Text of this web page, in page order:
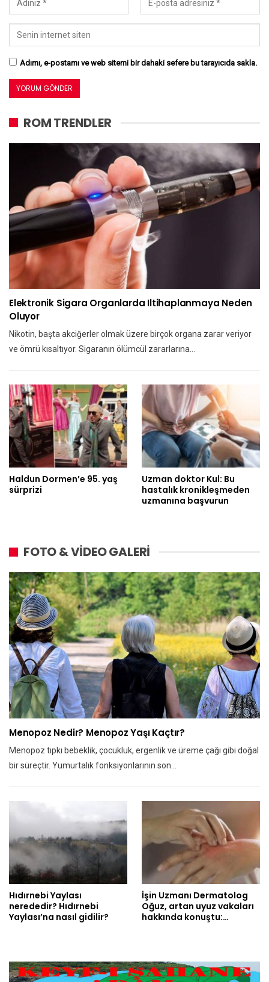
Adımı, e-postamı ve web sitemi bir dahaki sefere bu tarayıcıda sakla.
ROM TRENDLER
Elektronik Sigara Organlarda Iltihaplanmaya Neden
Oluyor
Nikotin, başta akciğerler olmak üzere birçok organa zarar veriyor
ve ömrü kısaltıyor. Sigaranın ölümcül zararlarına…
Haldun Dormen’e 95. yaş
sürprizi
Uzman doktor Kul: Bu
hastalık kronikleşmeden
uzmanına başvurun
FOTO & VİDEO GALERİ
Menopoz Nedir? Menopoz Yaşı Kaçtır?
Menopoz tıpkı bebeklik, çocukluk, ergenlik ve üreme çağı gibi doğal
bir süreçtir. Yumurtalık fonksiyonlarının son…
Hıdırnebi Yaylası
nerededir? Hıdırnebi
Yaylası’na nasıl gidilir?
İşin Uzmanı Dermatolog
Oğuz, artan uyuz vakaları
hakkında konuştu:…